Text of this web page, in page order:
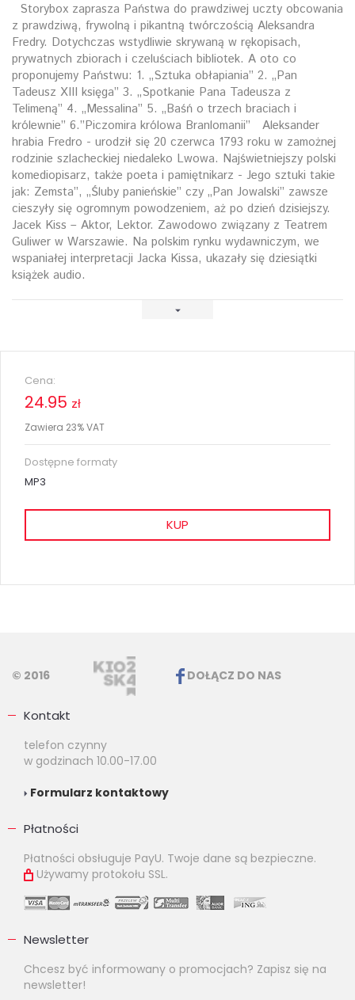
Storybox zaprasza Państwa do prawdziwej uczty obcowania
z prawdziwą, frywolną i pikantną twórczością Aleksandra
Fredry. Dotychczas wstydliwie skrywaną w rękopisach,
prywatnych zbiorach i czeluściach bibliotek. A oto co
proponujemy Państwu: 1. „Sztuka obłapiania” 2. „Pan
Tadeusz XIII księga” 3. „Spotkanie Pana Tadeusza z
Telimeną” 4. „Messalina” 5. „Baśń o trzech braciach i
królewnie” 6.”Piczomira królowa Branlomanii” Aleksander
hrabia Fredro - urodził się 20 czerwca 1793 roku w zamożnej
rodzinie szlacheckiej niedaleko Lwowa. Najświetniejszy polski
komediopisarz, także poeta i pamiętnikarz - Jego sztuki takie
jak: Zemsta”, „Śluby panieńskie” czy „Pan Jowalski” zawsze
cieszyły się ogromnym powodzeniem, aż po dzień dzisiejszy.
Jacek Kiss – Aktor, Lektor. Zawodowo związany z Teatrem
Guliwer w Warszawie. Na polskim rynku wydawniczym, we
wspaniałej interpretacji Jacka Kissa, ukazały się dziesiątki
książek audio.
Cena:
24.95 zł
Zawiera 23% VAT
Dostępne formaty
MP3
KUP
© 2016 DOŁĄCZ DO NAS
Kontakt
telefon czynny
w godzinach 10.00-17.00
Formularz kontaktowy
Płatności
Płatności obsługuje PayU. Twoje dane są bezpieczne.
Używamy protokołu SSL.
Newsletter
Chcesz być informowany o promocjach? Zapisz się na
newsletter!